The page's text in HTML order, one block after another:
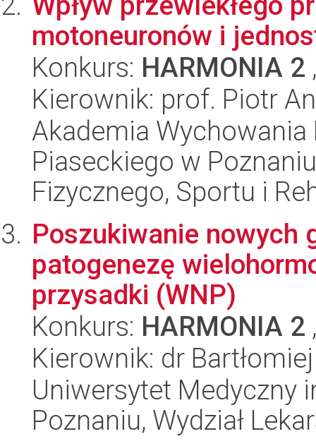
motoneuronów i
Konkurs: HARMONIA 2
Kierownik: prof. Piotr
Akademia
Piaseckiego w
Fizycznego, Sportu i
Poszukiwanie nowych
patogenezę
przysadki (WNP)
Konkurs: HARMONIA 2
Kierownik: dr
Uniwersytet Medyczny
Poznaniu, Wydział